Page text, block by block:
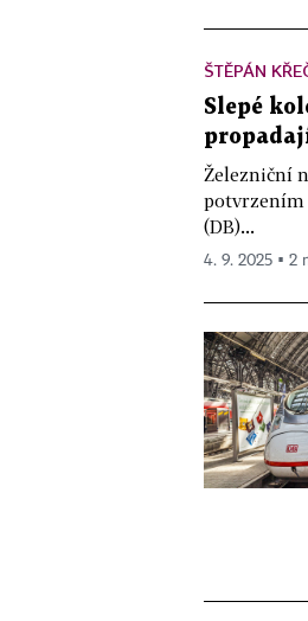
ŠTĚPÁN
Slepé
Železniční
potvrzením
(DB)...
4. 9. 2025 ▪ 2